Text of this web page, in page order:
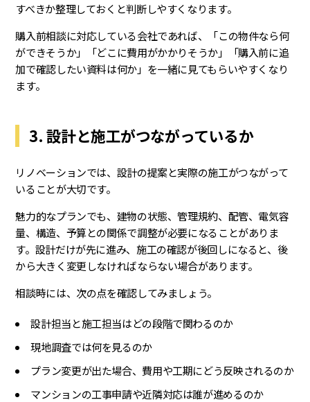
すべきか整理しておくと判断しやすくなります。
購入前相談に対応している会社であれば、「この物件なら何
ができそうか」「どこに費用がかかりそうか」「購入前に追
加で確認したい資料は何か」を一緒に見てもらいやすくなり
ます。
3. 設計と施工がつながっているか
リノベーションでは、設計の提案と実際の施工がつながって
いることが大切です。
魅力的なプランでも、建物の状態、管理規約、配管、電気容
量、構造、予算との関係で調整が必要になることがありま
す。設計だけが先に進み、施工の確認が後回しになると、後
から大きく変更しなければならない場合があります。
相談時には、次の点を確認してみましょう。
設計担当と施工担当はどの段階で関わるのか
現地調査では何を見るのか
プラン変更が出た場合、費用や工期にどう反映されるのか
マンションの工事申請や近隣対応は誰が進めるのか